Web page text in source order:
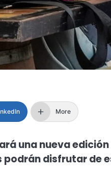
More
una nueva
podrán disfrutar de